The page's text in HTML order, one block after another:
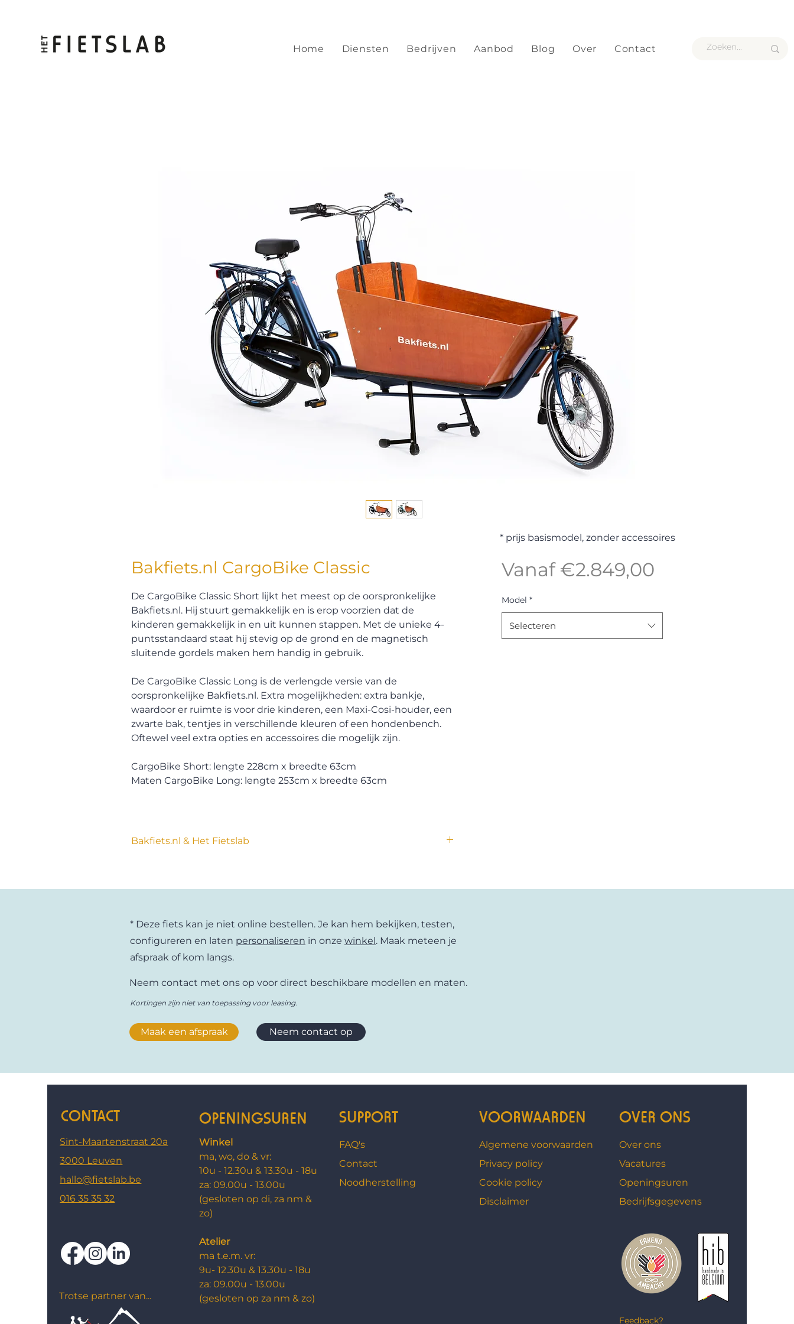
Home Diensten Bedrijven Aanbod Blog Over Contact
Bakfiets.nl CargoBike Classic
De CargoBike Classic Short lijkt het meest op de oorspronkelijke
Bakfiets.nl. Hij stuurt gemakkelijk en is erop voorzien dat de
kinderen gemakkelijk in en uit kunnen stappen. Met de unieke 4-
puntsstandaard staat hij stevig op de grond en de magnetisch
sluitende gordels maken hem handig in gebruik.
De CargoBike Classic Long is de verlengde versie van de
oorspronkelijke Bakfiets.nl. Extra mogelijkheden: extra bankje,
waardoor er ruimte is voor drie kinderen, een Maxi-Cosi-houder, een
zwarte bak, tentjes in verschillende kleuren of een hondenbench.
Oftewel veel extra opties en accessoires die mogelijk zijn.
CargoBike Short: lengte 228cm x breedte 63cm
Maten CargoBike Long: lengte 253cm x breedte 63cm
Bakfiets.nl & Het Fietslab
àlles kan je kiezen: de kleur van het frame, de stijl van je fiets, de bak, de
bakfietsen.
Vanaf €2.849,00Verkoopprijs
Model *
Selecteren
* prijs basismodel, zonder accessoires
* Deze fiets kan je niet online bestellen. Je kan hem bekijken, testen,
configureren en laten personaliseren in onze winkel. Maak meteen je
afspraak of kom langs.
Neem contact met ons op voor direct beschikbare modellen en maten.
Kortingen zijn niet van toepassing voor leasing.
Maak een afspraak Neem contact op
CONTACT
Sint-Maartenstraat 20a
3000 Leuven
hallo@fietslab.be
016 35 35 32
Trotse partner van...
OPENINGSUREN
Winkel
ma, wo, do & vr:
10u - 12.30u & 13.30u - 18u
za: ​09.00u - 13.00u
(gesloten op di, za nm &
zo)
Atelier
ma t.e.m. vr:
9u- 12.30u & 13.30u - 18u
za: 09.00u - 13.00u
​(gesloten op za nm & zo)
SUPPORT
FAQ's
Contact
Noodherstelling
VOORWAARDEN
Algemene voorwaarden
Privacy policy
Cookie policy
Disclaimer
OVER ONS
Over ons
Vacatures
Openingsuren
Bedrijfsgegevens
Feedback?